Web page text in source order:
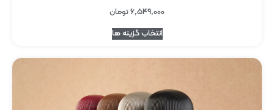
۶,۵۴۹,۰۰۰تومان
انتخاب گزینه ها